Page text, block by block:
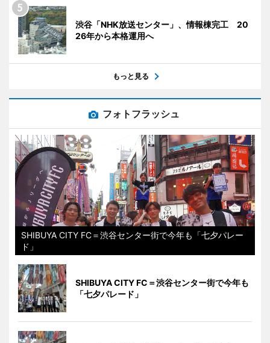
渋谷「NHK放送センター」、情報棟完工 20
26年から本格運用へ
もっと見る
フォトフラッシュ
SHIBUYA CITY FC＝渋谷センター街で今年も「七夕パレー
ド」
SHIBUYA CITY FC＝渋谷センター街で今年も
「七夕パレード」